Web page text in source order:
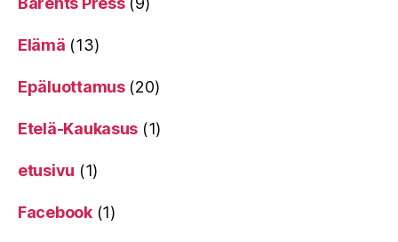
Elämä (13)
Epäluottamus(20)
Etelä-Kaukasus (1)
etusivu (1)
Facebook(1)